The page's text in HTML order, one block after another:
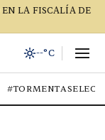
LA FISCALÍA DE
--°C